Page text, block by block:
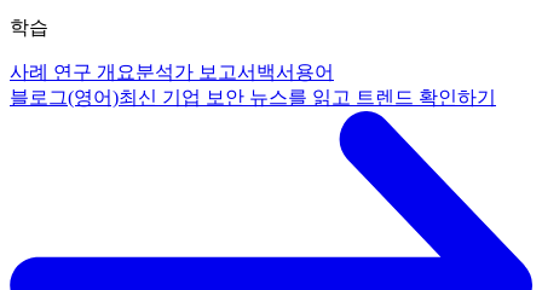
학습
사례 연구 개요분석가 보고서 백서 용어
블로그(영어)최신 기업 보안 뉴스를 읽고 트렌드 확인하기